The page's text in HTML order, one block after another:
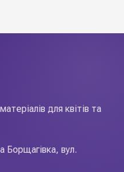
для квітів та
Борщагівка, вул.